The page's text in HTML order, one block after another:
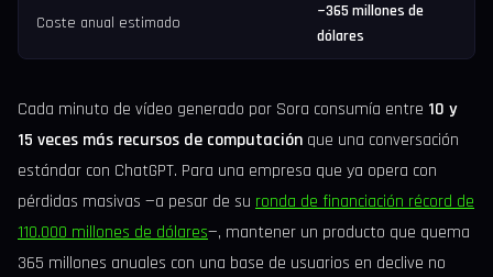
Coste anual estimado
~365 millones de
dólares
Cada minuto de vídeo generado por Sora consumía entre 10 y
15 veces más recursos de computación que una conversación
estándar con ChatGPT. Para una empresa que ya opera con
pérdidas masivas —a pesar de su ronda de financiación récord de
110.000 millones de dólares—, mantener un producto que quema
365 millones anuales con una base de usuarios en declive no